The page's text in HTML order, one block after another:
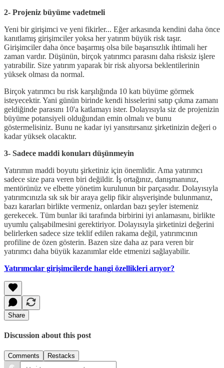
2- Projeniz büyüme vadetmeli
Yeni bir girişimci ve yeni fikirler... Eğer arkasında kendini daha önce
kanıtlamış girişimciler yoksa her yatırım büyük risk taşır.
Girişimciler daha önce başarmış olsa bile başarısızlık ihtimali her
zaman vardır. Düşünün, birçok yatırımcı parasını daha risksiz işlere
yatırabilir. Size yatırım yaparak bir risk alıyorsa beklentilerinin
yüksek olması da normal.
Birçok yatırımcı bu risk karşılığında 10 katı büyüme görmek
isteyecektir. Yani günün birinde kendi hisselerini satıp çıkma zamanı
geldiğinde parasını 10'a katlamayı ister. Dolayısıyla siz de projenizin
büyüme potansiyeli olduğundan emin olmalı ve bunu
göstermelisiniz. Bunu ne kadar iyi yansıtırsanız şirketinizin değeri o
kadar yüksek olacaktır.
3- Sadece maddi konuları düşünmeyin
Yatırımın maddi boyutu şirketiniz için önemlidir. Ama yatırımcı
sadece size para veren biri değildir. İş ortağınız, danışmanınız,
mentörünüz ve elbette yönetim kurulunun bir parçasıdır. Dolayısıyla
yatırımcınızla sık sık bir araya gelip fikir alışverişinde bulunmanız,
bazı kararları birlikte vermeniz, onlardan bazı şeyler istemeniz
gerekecek. Tüm bunlar iki tarafında birbirini iyi anlamasını, birlikte
uyumlu çalışabilmesini gerektiriyor. Dolayısıyla şirketinizi değerini
belirlerken sadece size teklif edilen rakama değil, yatırımcının
profiline de özen gösterin. Bazen size daha az para veren bir
yatırımcı daha büyük kazanımlar elde etmenizi sağlayabilir.
Yatırımcılar girişimcilerde hangi özellikleri arıyor?
Share
Discussion about this post
Comments Restacks